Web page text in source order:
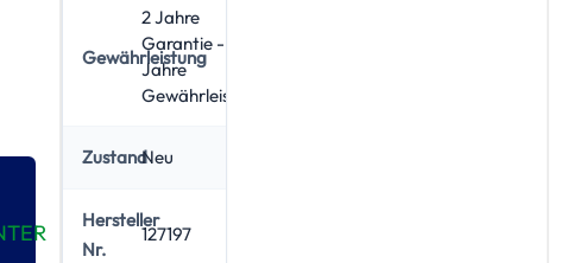
Gewährleistung
2 Jahre
Garantie - 5
Jahre
Gewährleistung
ZustandNeu
Hersteller
Nr.
127197